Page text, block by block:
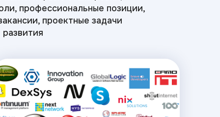
профессиональные позиции,
проектные задачи